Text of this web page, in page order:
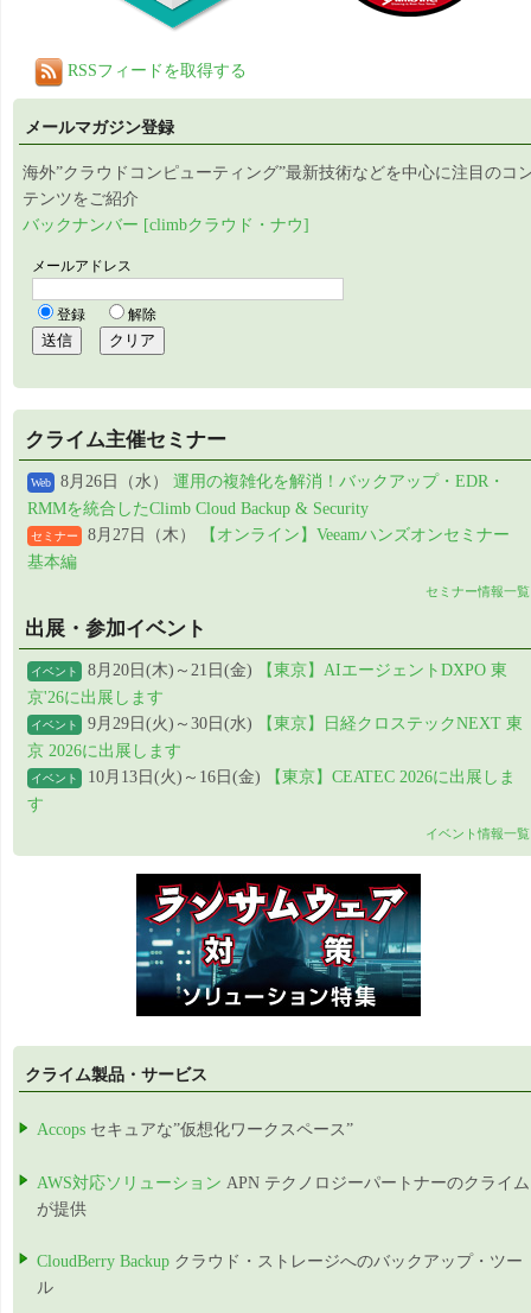
RSSフィードを取得する
メールマガジン登録
海外”クラウドコンピューティング”最新技術などを中心に注目のコ
テンツをご紹介
バックナンバー [climbクラウド・ナウ]
クライム主催セミナー
Web 8月26日（水） 運用の複雑化を解消！バックアップ・EDR・
RMMを統合したClimb Cloud Backup & Security
セミナー 8月27日（木）
【オンライン】Veeamハンズオンセミナー
基本編
セミナー情報一覧
出展・参加イベント
イベント 8月20日(木)～21日(金)
【東京】AIエージェントDXPO 東
京'26に出展します
イベント 9月29日(火)～30日(水)
【東京】日経クロステックNEXT 東
京 2026に出展します
イベント 10月13日(火)～16日(金)
【東京】CEATEC 2026に出展しま
す
イベント情報一覧
クライム製品・サービス
Accops セキュアな”仮想化ワークスペース”
AWS対応ソリューション APN テクノロジーパートナーのクライム
が提供
CloudBerry Backup クラウド・ストレージへのバックアップ・ツー
ル